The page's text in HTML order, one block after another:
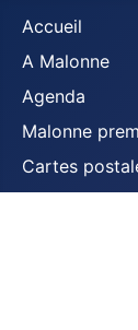
Accueil
A Malonne
Agenda
Malonne
Cartes